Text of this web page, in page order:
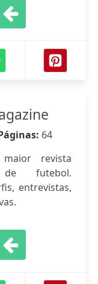
64
maior revista
de futebol.
entrevistas,